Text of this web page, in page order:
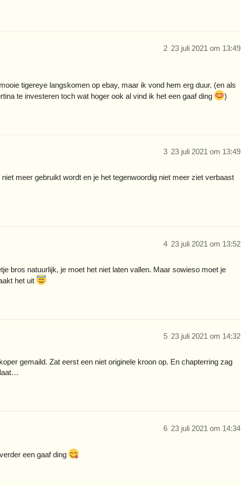
23 juli 2021 om 13:49
2
tigereye langskomen op ebay, maar ik vond hem erg duur. (en als
te investeren toch wat hoger ook al vind ik het een gaaf ding
)
23 juli 2021 om 13:49
3
meer gebruikt wordt en je het tegenwoordig niet meer ziet verbaast
23 juli 2021 om 13:52
4
bros natuurlijk, je moet het niet laten vallen. Maar sowieso moet je
het uit
23 juli 2021 om 14:32
5
gemaild. Zat eerst een niet originele kroon op. En chapterring zag
23 juli 2021 om 14:34
6
een gaaf ding